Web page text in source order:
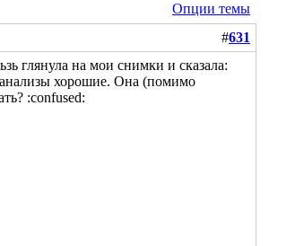
Опции темы
#631
глянула на мои снимки и сказала:
анализы хорошие. Она (помимо
:confused: